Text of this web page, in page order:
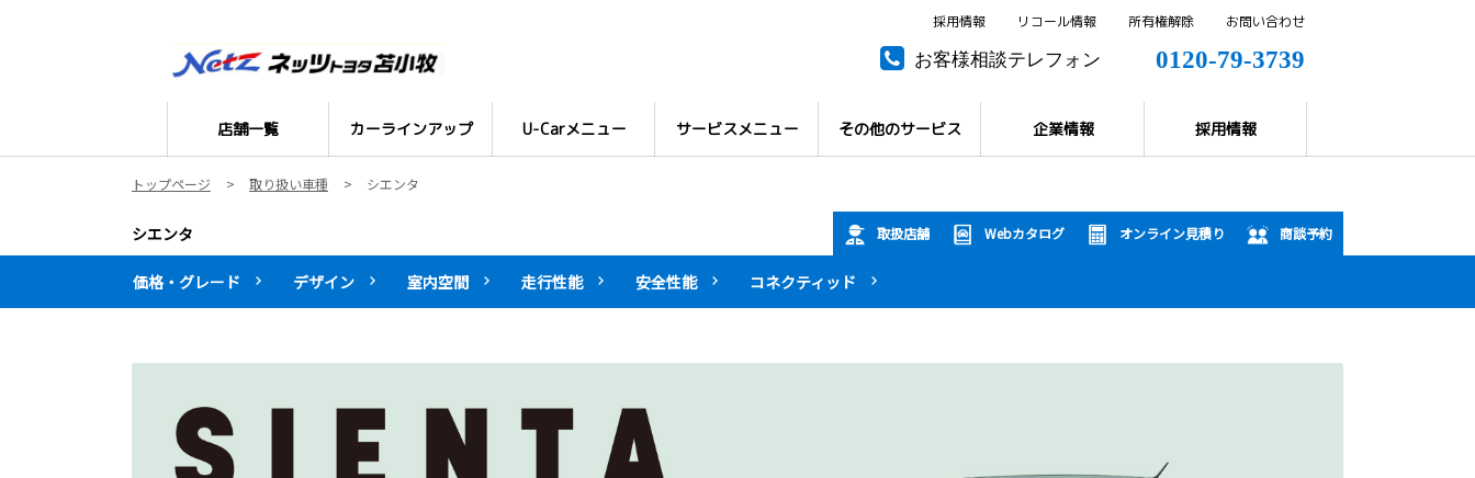
お客様相談テレフォン 0120-79-3739
店舗一覧 カーラインアップ U-Carメニュー サービスメニュー その他のサービス 企業情報 採用情報
採用情報 リコール情報 所有権解除 お問い合わせ
トップページ 取り扱い車種 シエンタ
シエンタ 取扱店舗 Webカタログ オンライン見積り 商談予約
価格・グレード デザイン 室内空間 走行性能 安全性能 コネクティッド